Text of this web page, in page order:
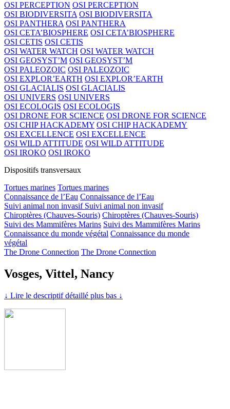
OSI PERCEPTION OSI PERCEPTION
OSI BIODIVERSITA OSI BIODIVERSITA
OSI PANTHERA OSI PANTHERA
OSI CETA’BIOSPHERE OSI CETA’BIOSPHERE
OSI CETIS OSI CETIS
OSI WATER WATCH OSI WATER WATCH
OSI GEOSYST’M OSI GEOSYST’M
OSI PALEOZOIC OSI PALEOZOIC
OSI EXPLOR’EARTH OSI EXPLOR’EARTH
OSI GLACIALIS OSI GLACIALIS
OSI UNIVERS OSI UNIVERS
OSI ECOLOGIS OSI ECOLOGIS
OSI DRONE FOR SCIENCE OSI DRONE FOR SCIENCE
OSI CHIP HACKADEMY OSI CHIP HACKADEMY
OSI EXCELLENCE OSI EXCELLENCE
OSI WILD ATTITUDE OSI WILD ATTITUDE
OSI IROKO OSI IROKO
Dispositifs transversaux
Tortues marines Tortues marines
Connaissance de l’Eau Connaissance de l’Eau
Suivi animal non invasif Suivi animal non invasif
Chiroptères (Chauves-Souris) Chiroptères (Chauves-Souris)
Suivi des Mammifères Marins Suivi des Mammifères Marins
Connaissance du monde végétal Connaissance du monde
végétal
The Drone Connection The Drone Connection
Vosges, Vittel, Nancy
↓ Lire le descriptif détaillé plus bas ↓